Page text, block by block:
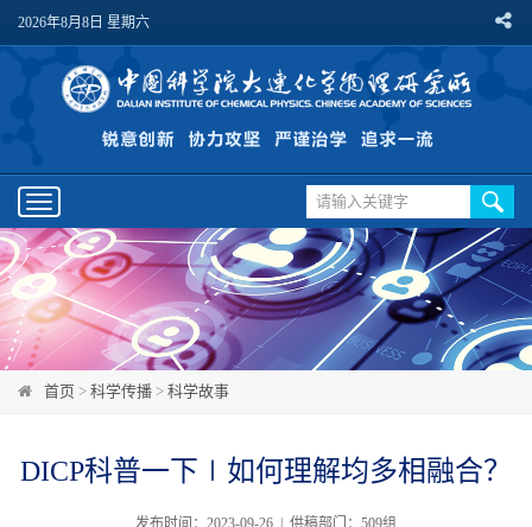
2026年8月8日 星期六
Toggle
navigation
首页 > 科学传播 > 科学故事
DICP科普一下∣如何理解均多相融合？
发布时间：2023-09-26 | 供稿部门：509组